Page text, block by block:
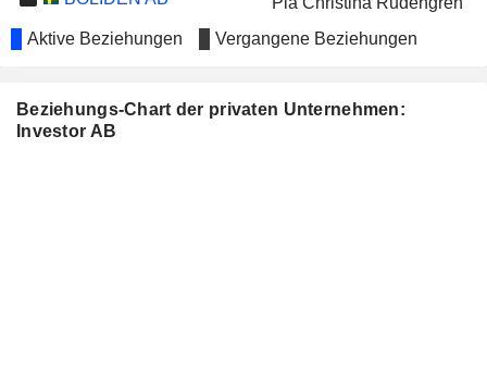
C-RAD AB
Susanne Maria Ekblom
ENSKILDA BANKEN
Marcus Wallenberg
Aktive Beziehungen Vergangene Beziehungen
Beziehungs-Chart der privaten Unternehmen:
Investor AB